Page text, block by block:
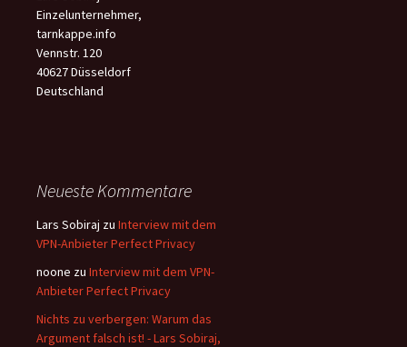
Einzelunternehmer,
tarnkappe.info
Vennstr. 120
40627 Düsseldorf
Deutschland
Neueste Kommentare
Lars Sobiraj zu Interview mit dem
VPN-Anbieter Perfect Privacy
noone zu Interview mit dem VPN-
Anbieter Perfect Privacy
Nichts zu verbergen: Warum das
Argument falsch ist! - Lars Sobiraj,